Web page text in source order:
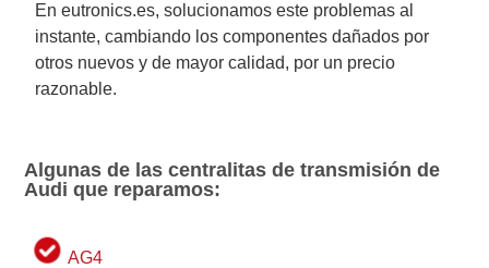
En eutronics.es, solucionamos este problemas al
instante, cambiando los componentes dañados por
otros nuevos y de mayor calidad, por un precio
razonable.
Algunas de las centralitas de transmisión de
Audi que reparamos:
AG4